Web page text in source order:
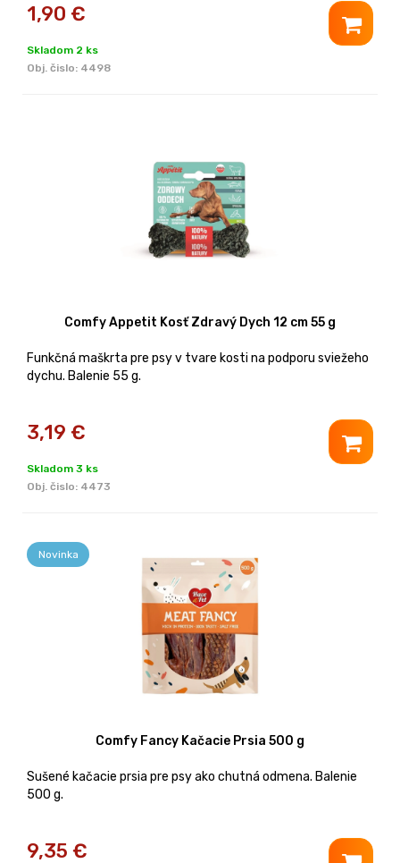
1,90 €
Skladom 2 ks
Obj. čislo: 4498
Comfy Appetit Kosť Zdravý Dych 12 cm 55 g
Funkčná maškrta pre psy v tvare kosti na podporu sviežeho
dychu. Balenie 55 g.
3,19 €
Skladom 3 ks
Obj. čislo: 4473
Novinka
Comfy Fancy Kačacie Prsia 500 g
Sušené kačacie prsia pre psy ako chutná odmena. Balenie
500 g.
9,35 €